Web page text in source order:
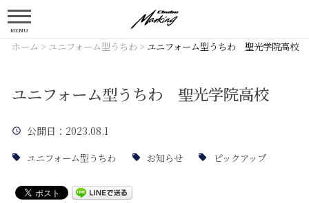
MENU
ホーム > ユニフォーム型うちわ > ユニフォーム型うちわ 聖光学院高校
ユニフォーム型うちわ 聖光学院高校
公開日 ：2023.08.1
ユニフォーム型うちわ お知らせ ピックアップ